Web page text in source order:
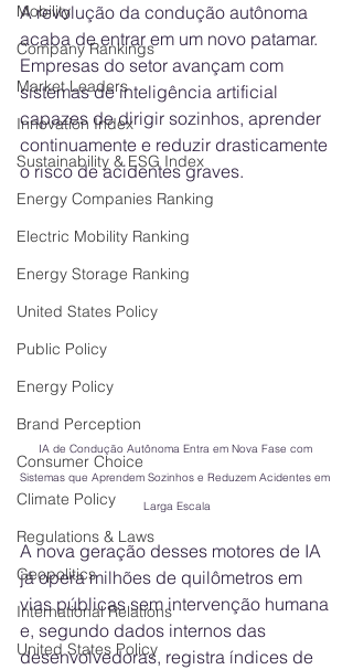
Mobility
Company Rankings
Market Leaders
Innovation Index
Sustainability & ESG Index
Energy Companies Ranking
Electric Mobility Ranking
Energy Storage Ranking
United States Policy
Public Policy
Energy Policy
Brand Perception
Consumer Choice
Climate Policy
Regulations & Laws
Geopolitics
International Relations
United States Policy
A revolução da condução autônoma
acaba de entrar em um novo patamar.
Empresas do setor avançam com
sistemas de inteligência artificial
capazes de dirigir sozinhos, aprender
continuamente e reduzir drasticamente
o risco de acidentes graves.
IA de Condução Autônoma Entra em Nova Fase com
Sistemas que Aprendem Sozinhos e Reduzem Acidentes em
Larga Escala
A nova geração desses motores de IA
já opera milhões de quilômetros em
vias públicas sem intervenção humana
e, segundo dados internos das
desenvolvedoras, registra índices de